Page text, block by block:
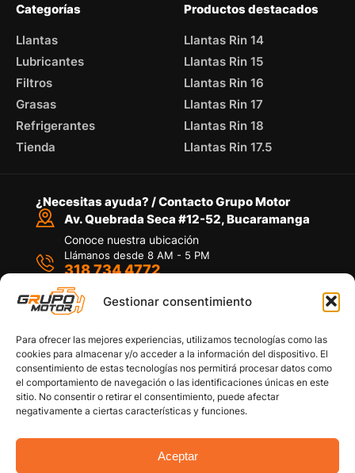
Gestionar consentimiento
Para ofrecer las mejores experiencias, utilizamos tecnologías como las
cookies para almacenar y/o acceder a la información del dispositivo. El
consentimiento de estas tecnologías nos permitirá procesar datos como
el comportamiento de navegación o las identificaciones únicas en este
sitio. No consentir o retirar el consentimiento, puede afectar
negativamente a ciertas características y funciones.
Aceptar
Categorías
Llantas
Lubricantes
Filtros
Grasas
Refrigerantes
Tienda
Productos destacados
Llantas Rin 14
Llantas Rin 15
Llantas Rin 16
Llantas Rin 17
Llantas Rin 18
Llantas Rin 17.5
¿Necesitas ayuda? / Contacto Grupo Motor
Av. Quebrada Seca #12-52, Bucaramanga
Conoce nuestra ubicación
Llámanos desde 8 AM - 5 PM
318 734 4772
Por medio de WhatsApp
Políticas de privacidad
Política de devoluciones y/o reembolsos
Términos y Condiciones